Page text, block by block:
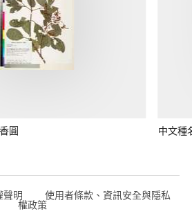
圓 中文種
聲明 使用者條款、資訊安全與隱私
權政策